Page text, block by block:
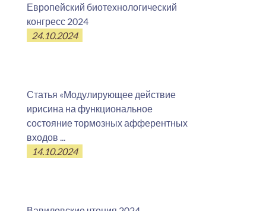
Европейский биотехнологический
конгресс 2024
24.10.2024
Статья «Модулирующее действие
ирисина на функциональное
состояние тормозных афферентных
входов ...
14.10.2024